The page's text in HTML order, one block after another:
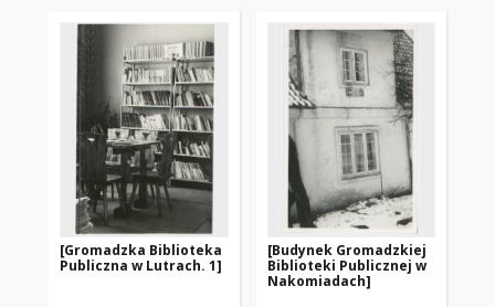
[Gromadzka Biblioteka
Publiczna w Lutrach. 1]
[Budynek Gromadzkiej
Biblioteki Publicznej w
Nakomiadach]